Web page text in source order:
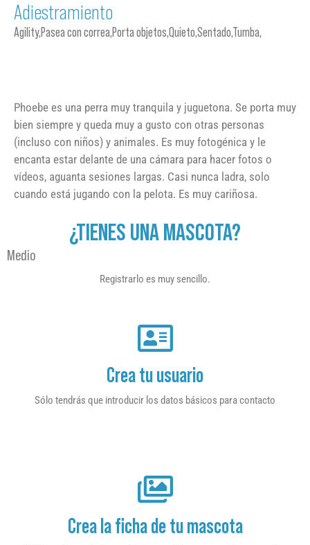
Adiestramiento
Agility,Pasea con correa,Porta objetos,Quieto,Sentado,Tumba,
Phoebe es una perra muy tranquila y juguetona. Se porta muy
bien siempre y queda muy a gusto con otras personas
(incluso con niños) y animales. Es muy fotogénica y le
encanta estar delante de una cámara para hacer fotos o
vídeos, aguanta sesiones largas. Casi nunca ladra, solo
cuando está jugando con la pelota. Es muy cariñosa.
¿TIENES UNA MASCOTA?
Medio
Registrarlo es muy sencillo.
Crea tu usuario
Sólo tendrás que introducir los datos básicos para contacto
Crea la ficha de tu mascota